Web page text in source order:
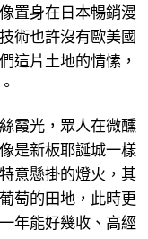
置身在日本暢銷漫
術也許沒有歐美國
這片土地的情愫，
霞光，眾人在微醺
是新板耶誕城一樣
意懸掛的燈火，其
萄的田地，此時更
年能好幾收、高經